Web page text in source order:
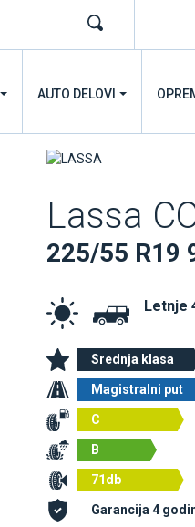
AUTO DELOVI
Lassa
225/55 R19
Letnje
Srednja klasa
Magistralni put
C
B
71db
Garancija 4